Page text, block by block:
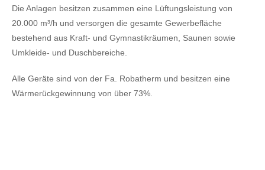
Die Anlagen besitzen zusammen eine Lüftungsleistung von
20.000 m³/h und versorgen die gesamte Gewerbefläche
bestehend aus Kraft- und Gymnastikräumen, Saunen sowie
Umkleide- und Duschbereiche.
Alle Geräte sind von der Fa. Robatherm und besitzen eine
Wärmerückgewinnung von über 73%.